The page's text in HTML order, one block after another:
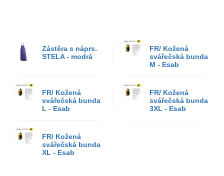
Zástěra s náprs.
STELA - modrá
FR/ Kožená
svářečská bunda
M - Esab
FR/ Kožená
svářečská bunda
L - Esab
FR/ Kožená
svářečská bunda
3XL - Esab
FR/ Kožená
svářečská bunda
XL - Esab